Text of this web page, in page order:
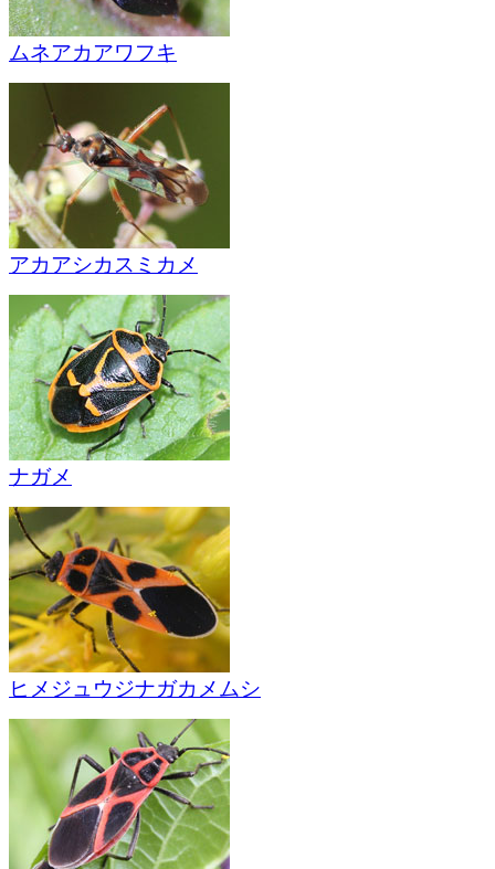
ムネアカアワフキ
アカアシカスミカメ
ナガメ
ヒメジュウジナガカメムシ